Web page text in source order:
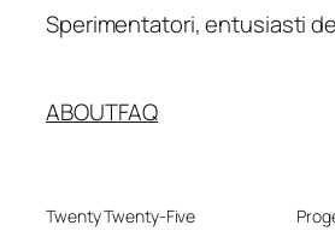
Sperimentatori, entusiasti
ABOUTFAQ
Twenty Twenty-Five